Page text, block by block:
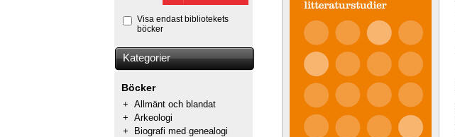
Visa endast bibliotekets
böcker
Kategorier
Böcker
+ Allmänt och blandat
+ Arkeologi
+
Biografi med genealogi